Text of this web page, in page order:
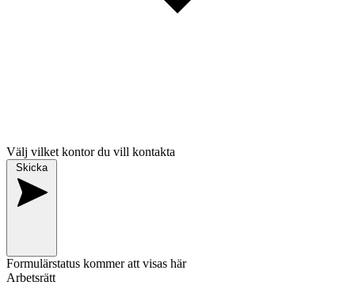
Välj vilket kontor du vill kontakta
Skicka
Formulärstatus kommer att visas här
Arbetsrätt